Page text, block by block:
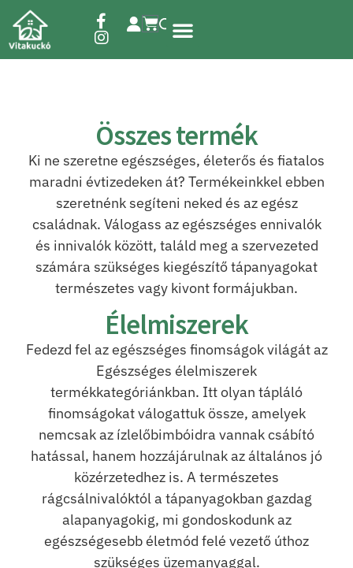
Összes termék
Ki ne szeretne egészséges, életerős és fiatalos
maradni évtizedeken át? Termékeinkkel ebben
szeretnénk segíteni neked és az egész
családnak. Válogass az egészséges ennivalók
és innivalók között, találd meg a szervezeted
számára szükséges kiegészítő tápanyagokat
természetes vagy kivont formájukban.
Élelmiszerek
Fedezd fel az egészséges finomságok világát az
Egészséges élelmiszerek
termékkategóriánkban. Itt olyan tápláló
finomságokat válogattuk össze, amelyek
nemcsak az ízlelőbimbóidra vannak csábító
hatással, hanem hozzájárulnak az általános jó
közérzetedhez is. A természetes
rágcsálnivalóktól a tápanyagokban gazdag
alapanyagokig, mi gondoskodunk az
egészségesebb életmód felé vezető úthoz
szükséges üzemanyaggal.